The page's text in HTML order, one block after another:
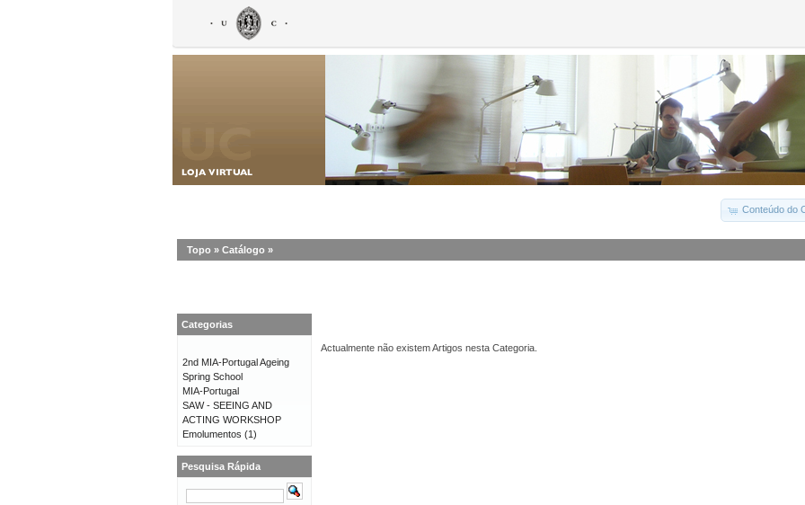
Conteúdo do
Topo » Catálogo »
Actualmente não existem Artigos nesta Categoria.
Categorias
2nd MIA-Portugal Ageing
Spring School
MIA-Portugal
SAW - SEEING AND
ACTING WORKSHOP
Emolumentos (1)
Pesquisa Rápida